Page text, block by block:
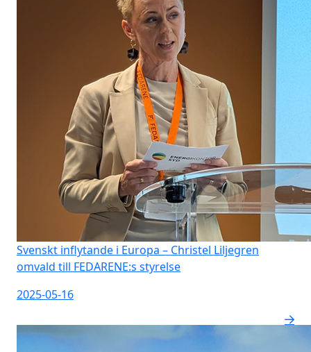
Svenskt inflytande i Europa – Christel Liljegren
omvald till FEDARENE:s styrelse
2025-05-16